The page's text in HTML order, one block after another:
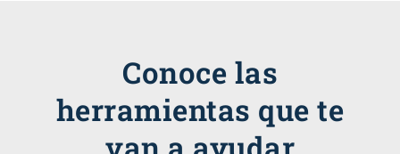
Conoce las
herramientas que te